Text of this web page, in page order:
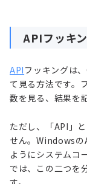
APIフッキ
API フッキングは
て見る方法です。
数を見る、結果を
ただし、「API」
せん。Windowsの
ようにシステムコ
では、この二つを